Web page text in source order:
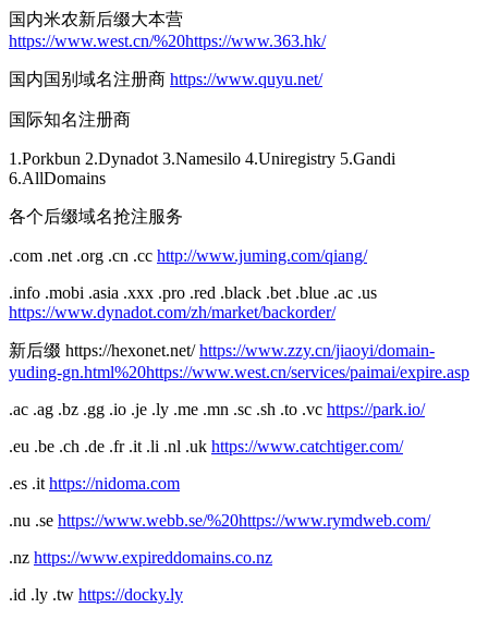
国内米农新后缀大本营
https://www.west.cn/%20https://www.363.hk/
国内国别域名注册商 https://www.quyu.net/
国际知名注册商
1.Porkbun 2.Dynadot 3.Namesilo 4.Uniregistry 5.Gandi
6.AllDomains
各个后缀域名抢注服务
.com .net .org .cn .cc http://www.juming.com/qiang/
.info .mobi .asia .xxx .pro .red .black .bet .blue .ac .us
https://www.dynadot.com/zh/market/backorder/
新后缀 https://hexonet.net/https://www.zzy.cn/jiaoyi/domain-
yuding-gn.html%20https://www.west.cn/services/paimai/expire.asp
.ac .ag .bz .gg .io .je .ly .me .mn .sc .sh .to .vc https://park.io/
.eu .be .ch .de .fr .it .li .nl .uk https://www.catchtiger.com/
.es .it https://nidoma.com
.nu .se https://www.webb.se/%20https://www.rymdweb.com/
.nz https://www.expireddomains.co.nz
.id .ly .tw https://docky.ly